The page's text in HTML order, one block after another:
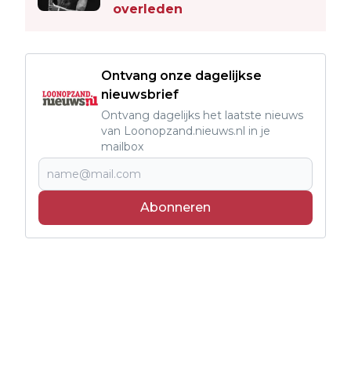
overleden
Ontvang onze dagelijkse
nieuwsbrief
Ontvang dagelijks het laatste nieuws
van Loonopzand.nieuws.nl in je
mailbox
Abonneren